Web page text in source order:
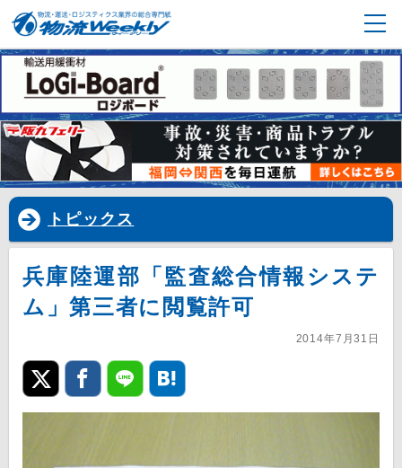
トピックス
兵庫陸運部「監査総合情報システ
ム」第三者に閲覧許可
2014年7月31日